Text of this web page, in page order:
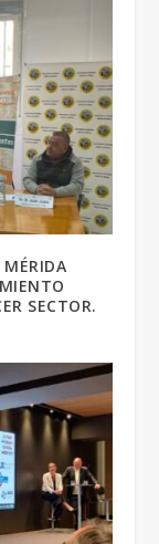
MÉRIDA
SECTOR.